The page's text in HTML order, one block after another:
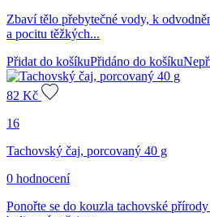
Zbaví tělo přebytečné vody, k
a pocitu těžkých...
Přidat do košíkuPřidáno do košíku
82 Kč
16
Tachovský čaj, porcovaný 40 g
0 hodnocení
Ponořte se do kouzla tachovské